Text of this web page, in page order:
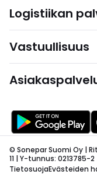
Logistiikan
Vastuullisuus
© Sonepar Suomi Oy |
11 | Y-tunnus: 0213785-2
TietosuojaEvästeiden